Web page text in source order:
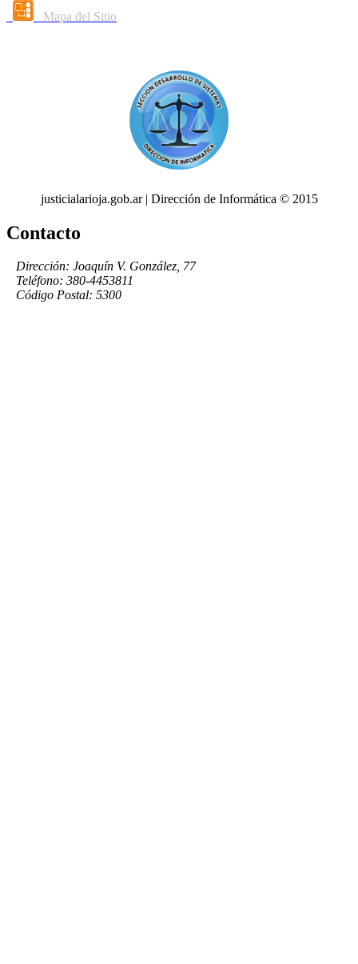
Mapa del Sitio
justicialarioja.gob.ar | Dirección de Informática © 2015
Contacto
Dirección: Joaquín V. González, 77
Teléfono: 380-4453811
Código Postal: 5300